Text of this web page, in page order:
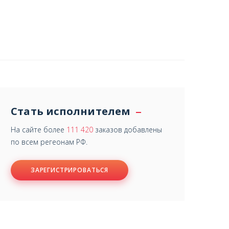
Стать исполнителем
На сайте более 111 420 заказов добавлены
по всем регеонам РФ.
ЗАРЕГИСТРИРОВАТЬСЯ